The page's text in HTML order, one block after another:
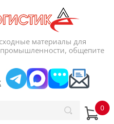
материалы для
промышленности, общепите